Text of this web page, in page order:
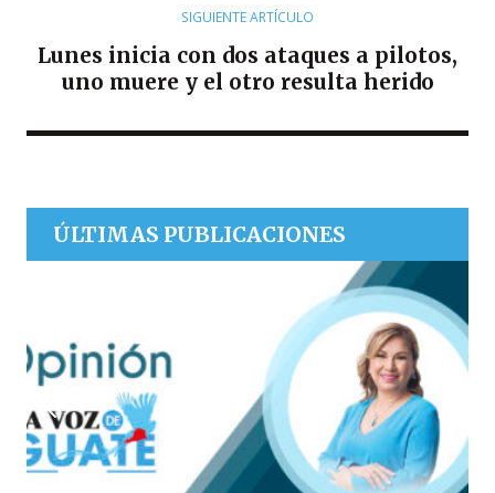
SIGUIENTE ARTÍCULO
Lunes inicia con dos ataques a pilotos,
uno muere y el otro resulta herido
ÚLTIMAS PUBLICACIONES